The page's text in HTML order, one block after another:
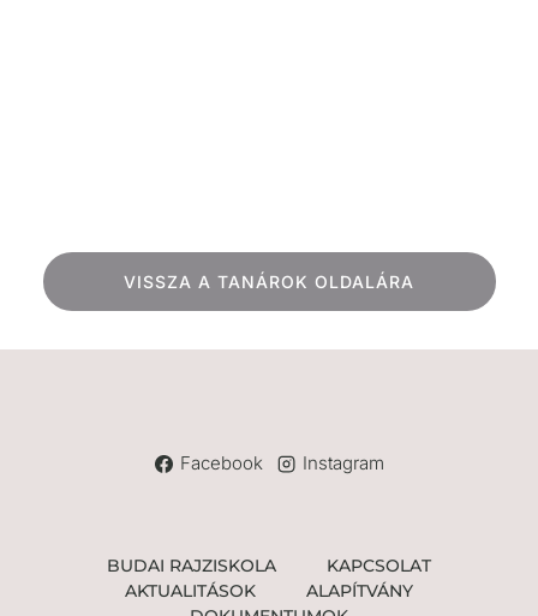
VISSZA A TANÁROK OLDALÁRA
Facebook Instagram
BUDAI RAJZISKOLA
KAPCSOLAT
AKTUALITÁSOK
ALAPÍTVÁNY